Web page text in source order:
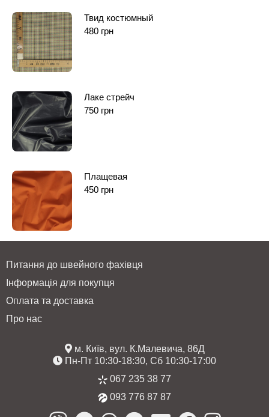
Твид костюмный
480 грн
Лаке стрейч
750 грн
Плащевая
450 грн
Питання до швейного фахівця
Інформація для покупця
Оплата та доставка
Про нас
м. Київ, вул. К.Малевича, 86Д
Пн-Пт 10:30-18:30, Сб 10:30-17:00
067 235 38 77
093 776 87 87